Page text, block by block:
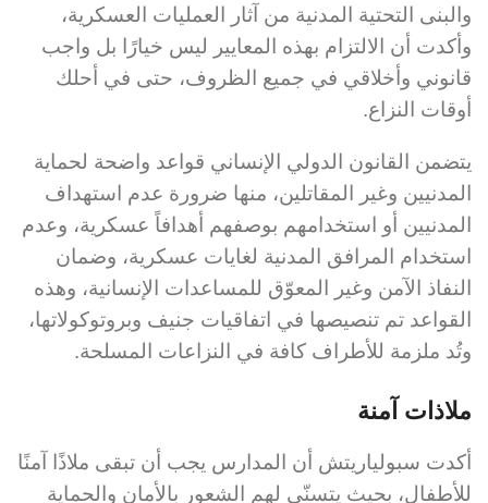
والبنى التحتية المدنية من آثار العمليات العسكرية،
وأكدت أن الالتزام بهذه المعايير ليس خيارًا بل واجب
قانوني وأخلاقي في جميع الظروف، حتى في أحلك
أوقات النزاع.
يتضمن القانون الدولي الإنساني قواعد واضحة لحماية
المدنيين وغير المقاتلين، منها ضرورة عدم استهداف
المدنيين أو استخدامهم بوصفهم أهدافاً عسكرية، وعدم
استخدام المرافق المدنية لغايات عسكرية، وضمان
النفاذ الآمن وغير المعوّق للمساعدات الإنسانية، وهذه
القواعد تم تنصيصها في اتفاقيات جنيف وبروتوكولاتها،
وتُد ملزمة للأطراف كافة في النزاعات المسلحة.
ملاذات آمنة
أكدت سبولياريتش أن المدارس يجب أن تبقى ملاذًا آمنًا
للأطفال، بحيث يتسنّى لهم الشعور بالأمان والحماية